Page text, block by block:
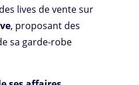
lives de vente sur
, proposant des
sa garde-robe